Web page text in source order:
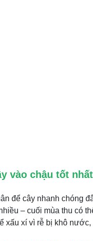
vào chậu tốt nhất
để cây nhanh chóng
– cuối mùa thu có
xấu xí vì rễ bị khô